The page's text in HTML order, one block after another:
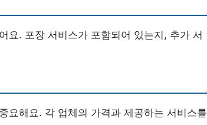
요. 포장 서비스가 포함되어 있는지, 추가 서
요해요. 각 업체의 가격과 제공하는 서비스를